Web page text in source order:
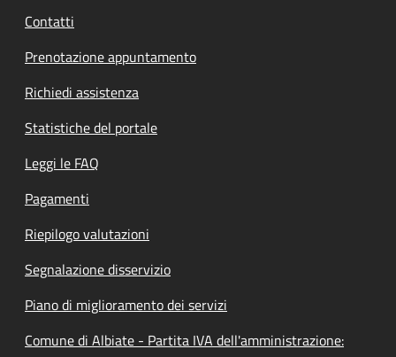
Contatti
Prenotazione appuntamento
Richiedi assistenza
Statistiche del portale
Leggi le FAQ
Pagamenti
Riepilogo valutazioni
Segnalazione disservizio
Piano di miglioramento dei servizi
Comune di Albiate - Partita IVA dell'amministrazione: